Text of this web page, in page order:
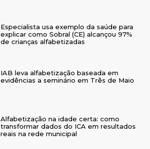
Especialista usa exemplo da saúde para
explicar como Sobral (CE) alcançou 97%
de crianças alfabetizadas
IAB leva alfabetização baseada em
evidências a seminário em Três de Maio
Alfabetização na idade certa: como
transformar dados do ICA em resultados
reais na rede municipal